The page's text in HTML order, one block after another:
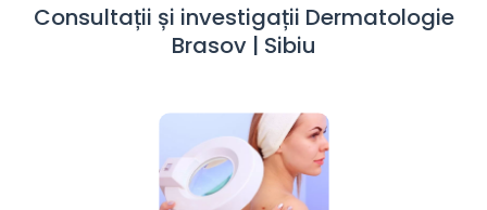
Consultații și investigații Dermatologie
Brasov | Sibiu